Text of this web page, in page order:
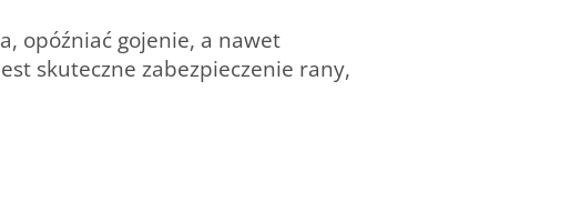
opóźniać gojenie, a nawet
skuteczne zabezpieczenie rany,